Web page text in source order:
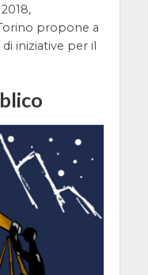
propone a
iniziative per il